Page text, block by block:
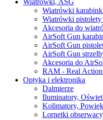
Wiatrówki, ASG
Wiatrówki
Wiatrówki
Akcesoria do
AirSoft Gun
AirSoft Gun
AirSoft Gun
Akcesoria do
RAM - Real
Optyka i elektronika
Dalmierze
Iluminatory,
Kolimatory,
Lornetki